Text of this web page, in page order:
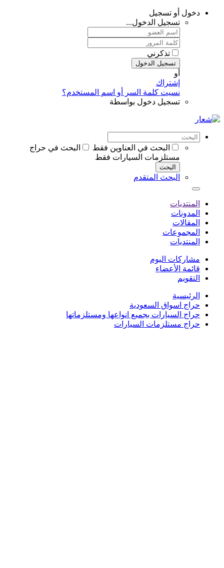
دخول أو تسجيل
تسجيل الدخول...
تذكرني
تسجيل الدخول
أو
إشتراك
نسيت كلمة السر أو اسم المستخدم؟
تسجيل دخول بواسطة
البحث في العناوين فقط
البحث في حراج
مستلزمات السيارات فقط
البحث
البحث المتقدم
المنتديات
المدونات
المقالات
المجموعات
المنتديات
مشاركات اليوم
قائمة الأعضاء
التقويم
الرئيسية
حراج اسواق السعودية
حراج السيارات بجميع انواعها ومستلزماتها
حراج مستلزمات السيارات